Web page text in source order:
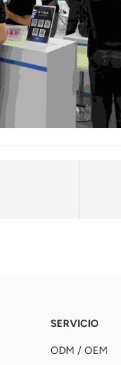
SERVICIO
ODM / OEM